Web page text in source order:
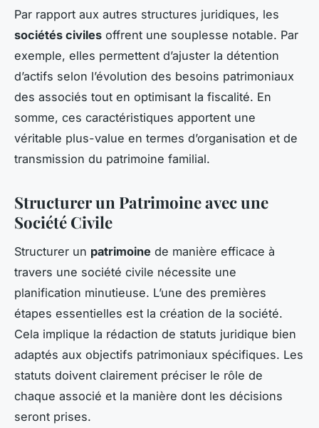
Par rapport aux autres structures juridiques, les
sociétés civiles offrent une souplesse notable. Par
exemple, elles permettent d’ajuster la détention
d’actifs selon l’évolution des besoins patrimoniaux
des associés tout en optimisant la fiscalité. En
somme, ces caractéristiques apportent une
véritable plus-value en termes d’organisation et de
transmission du patrimoine familial.
Structurer un Patrimoine avec une
Société Civile
Structurer un patrimoine de manière efficace à
travers une société civile nécessite une
planification minutieuse. L’une des premières
étapes essentielles est la création de la société.
Cela implique la rédaction de statuts juridique bien
adaptés aux objectifs patrimoniaux spécifiques. Les
statuts doivent clairement préciser le rôle de
chaque associé et la manière dont les décisions
seront prises.